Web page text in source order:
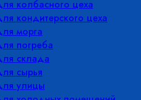
колбасного цеха
кондитерского цеха
морга
погреба
склада
сырья
улицы